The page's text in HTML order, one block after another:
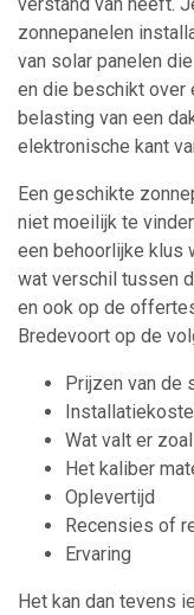
verstand van heeft.
zonnepanelen
van solar panelen
en die beschikt over
belasting van een
elektronische kant
Een geschikte
niet moeilijk te
een behoorlijke klus
wat verschil tussen
en ook op de
Bredevoort op de
Prijzen van de
Wat valt er
Het kaliber
Oplevertijd
Recensies of
Ervaring
Het kan dan tevens